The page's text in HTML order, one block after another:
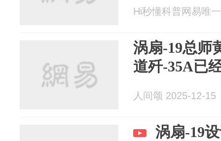
Hi秒懂科普网易唯
涡扇-19总师
道歼-35A已
人间颂 2025-12-15
涡扇-19